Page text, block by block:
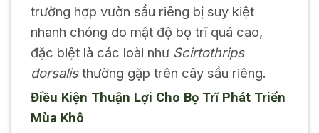
trường hợp vườn sầu riêng bị suy kiệt
nhanh chóng do mật độ bọ trĩ quá cao,
đặc biệt là các loài như Scirtothrips
dorsalisthường gặp trên cây sầu riêng.
Điều Kiện Thuận Lợi Cho Bọ Trĩ Phát Triển
Mùa Khô